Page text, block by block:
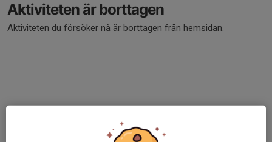
Aktiviteten är borttagen
Aktiviteten du försöker nå är borttagen från hemsidan.